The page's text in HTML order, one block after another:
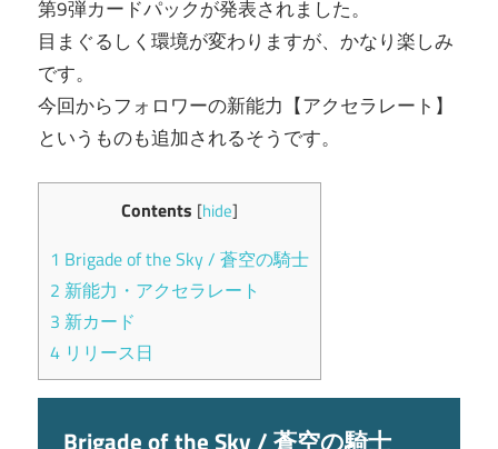
第9弾カードパックが発表されました。
目まぐるしく環境が変わりますが、かなり楽しみ
です。
今回からフォロワーの新能力【アクセラレート】
というものも追加されるそうです。
Contents [hide]
1 Brigade of the Sky / 蒼空の騎士
2 新能力・アクセラレート
3 新カード
4 リリース日
Brigade of the Sky / 蒼空の騎士